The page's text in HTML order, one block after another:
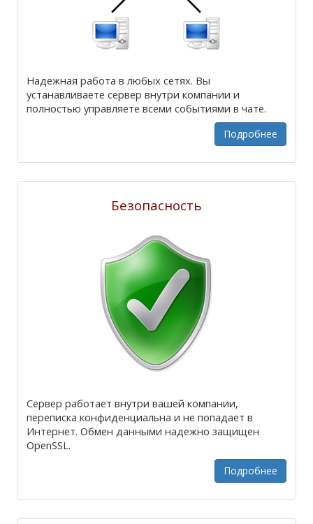
Надежная работа в любых сетях. Вы
устанавливаете сервер внутри компании и
полностью управляете всеми событиями в чате.
Подробнее
Безопасность
Сервер работает внутри вашей компании,
переписка конфиденциальна и не попадает в
Интернет. Обмен данными надежно защищен
OpenSSL.
Подробнее